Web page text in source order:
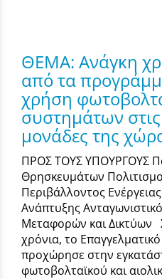
ΘΕΜΑ: Ανάγκη
από τα
χρήση
συστημάτων στις
μονάδες της
ΠΡΟΣ ΤΟΥΣ ΥΠΟΥΡΓΟΥΣ
Θρησκευμάτων
Περιβάλλοντος
Ανάπτυξης
Μεταφορών και Δικτύων
χρόνια, το
προχώρησε στην
φωτοβολταϊκού και